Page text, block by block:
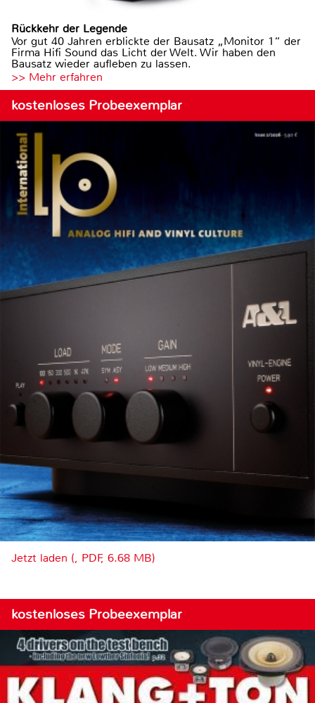
Rückkehr der Legende
Vor gut 40 Jahren erblickte der Bausatz „Monitor 1“ der
Firma Hifi Sound das Licht der Welt. Wir haben den
Bausatz wieder aufleben zu lassen.
>> Mehr erfahren
kostenloses Probeexemplar
Jetzt laden (, PDF, 6.68 MB)
kostenloses Probeexemplar